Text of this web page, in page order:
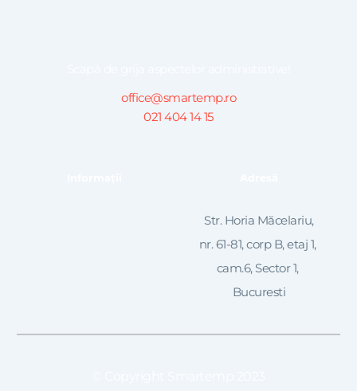
office@smartemp.ro
021 404 14 15
Str. Horia Măcelariu,
nr. 61-81, corp B, etaj 1,
cam.6, Sector 1,
Bucuresti